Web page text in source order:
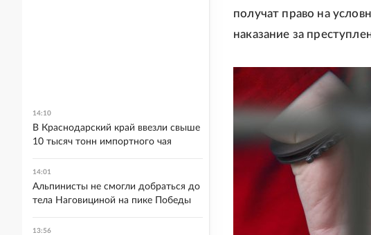
получат право на
наказание за
14:10
В Краснодарский край ввезли свыше
10 тысяч тонн импортного чая
14:01
Альпинисты не смогли добраться до
тела Наговициной на пике Победы
13:56